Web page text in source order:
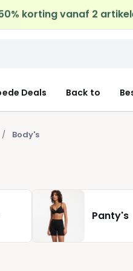
op al de Mode &
Deals Back to
Body's
Panty's